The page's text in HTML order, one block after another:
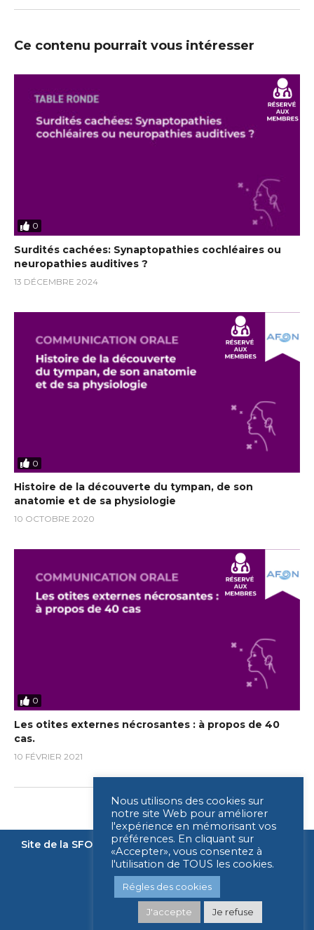
Ce contenu pourrait vous intéresser
0
Surdités cachées: Synaptopathies cochléaires ou
neuropathies auditives ?
13 DÉCEMBRE 2024
0
Histoire de la découverte du tympan, de son
anatomie et de sa physiologie
10 OCTOBRE 2020
0
Les otites externes nécrosantes : à propos de 40
cas.
10 FÉVRIER 2021
Site de la SFORL Nous contacter Mentions légales
Légende
Nous utilisons des cookies sur
notre site Web pour améliorer
l'expérience en mémorisant vos
préférences. En cliquant sur
«Accepter», vous consentez à
l'utilisation de TOUS les cookies.
Régles des cookies
J'accepte Je refuse